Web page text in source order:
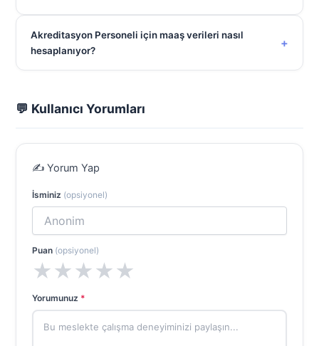
Akreditasyon Personeli için maaş verileri nasıl
hesaplanıyor?
+
💬 Kullanıcı Yorumları
✍️ Yorum Yap
İsminiz (opsiyonel)
Puan (opsiyonel)
★★★★★
Yorumunuz *